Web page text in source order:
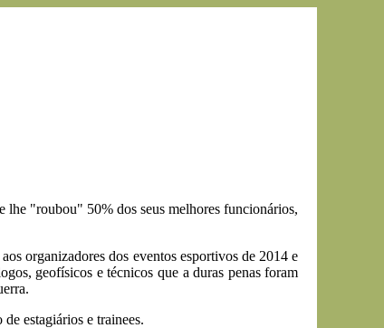
lhe "roubou" 50% dos seus melhores funcionários,
organizadores dos eventos esportivos de 2014 e
geofísicos e técnicos que a duras penas foram
estagiários e trainees.